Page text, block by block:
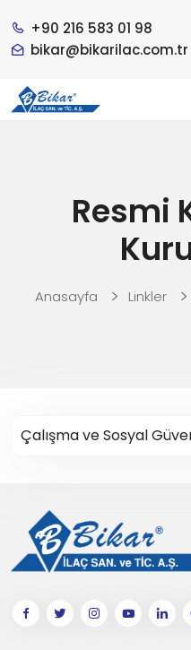
+90 216 583 01 98
bikar@bikarilac.com.tr
Resmi
Anasayfa Linkler
Çalışma ve Sosyal